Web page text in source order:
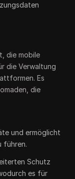
die mobile
die Verwaltung
Es
die
und ermöglicht
führen.
Schutz
es für